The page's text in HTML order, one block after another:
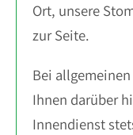
Ort, unsere
zur Seite.
Bei
Ihnen darüber
Innendienst